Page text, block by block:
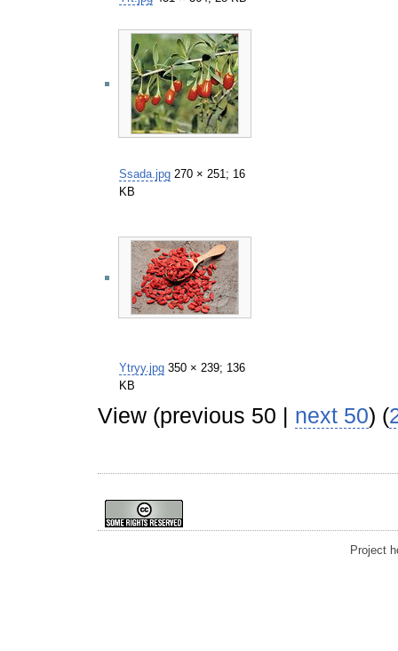
Ssada.jpg 270 × 251; 16
KB
Ytryy.jpg 350 × 239; 136
KB
View (previous 50 | next 50) (
Project